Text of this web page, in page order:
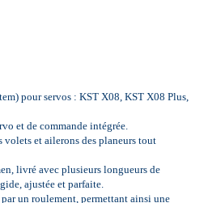
pour servos : KST X08, KST X08 Plus,
et de commande intégrée.
et ailerons des planeurs tout
livré avec plusieurs longueurs de
ajustée et parfaite.
un roulement, permettant ainsi une